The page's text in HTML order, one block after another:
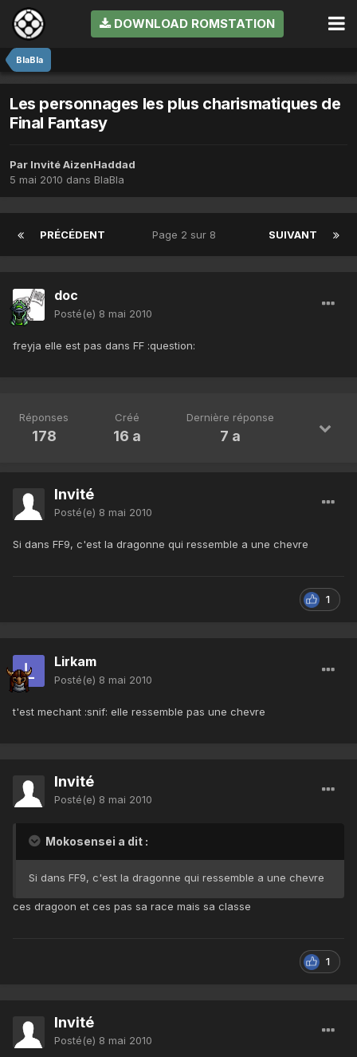
DOWNLOAD ROMSTATION
BlaBla
Les personnages les plus charismatiques de
Final Fantasy
Par Invité AizenHaddad
5 mai 2010 dans BlaBla
PRÉCÉDENT SUIVANT
Page 2 sur 8
doc
Posté(e) 8 mai 2010
freyja elle est pas dans FF :question:
Réponses
178
Créé
16 a
Dernière réponse
7 a
Invité
Posté(e) 8 mai 2010
Si dans FF9, c'est la dragonne qui ressemble a une chevre
1
Lirkam
Posté(e) 8 mai 2010
t'est mechant :snif: elle ressemble pas une chevre
Invité
Posté(e) 8 mai 2010
Mokosensei a dit :
Si dans FF9, c'est la dragonne qui ressemble a une chevre
ces dragoon et ces pas sa race mais sa classe
1
Invité
Posté(e) 8 mai 2010